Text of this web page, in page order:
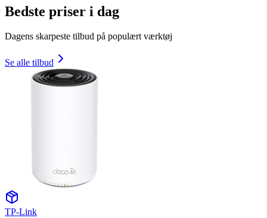
Bedste priser i dag
Dagens skarpeste tilbud på populært værktøj
Se alle tilbud
TP-Link